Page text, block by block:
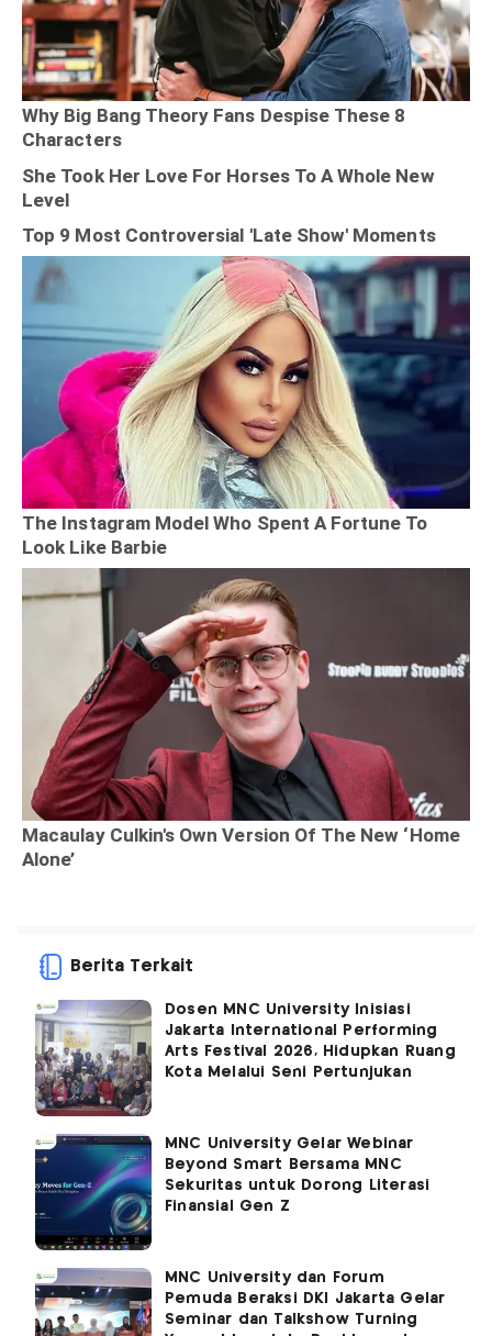
Berita Terkait
Dosen MNC University Inisiasi
Jakarta International Performing
Arts Festival 2026, Hidupkan Ruang
Kota Melalui Seni Pertunjukan
MNC University Gelar Webinar
Beyond Smart Bersama MNC
Sekuritas untuk Dorong Literasi
Finansial Gen Z
MNC University dan Forum
Pemuda Beraksi DKI Jakarta Gelar
Seminar dan Talkshow Turning